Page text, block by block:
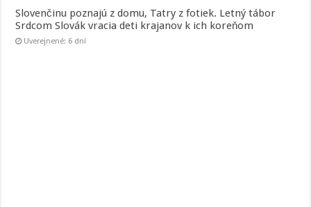
Slovenčinu poznajú z domu, Tatry z fotiek. Letný tábor
Srdcom Slovák vracia deti krajanov k ich koreňom
Uverejnené: 6 dní